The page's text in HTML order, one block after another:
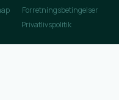
Forretningsbetingelser
Privatlivspolitik